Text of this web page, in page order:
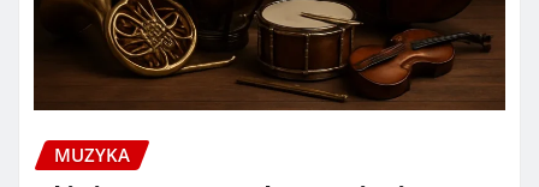
MUZYKA